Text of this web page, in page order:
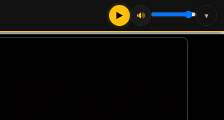
▶ 🔊 ▾